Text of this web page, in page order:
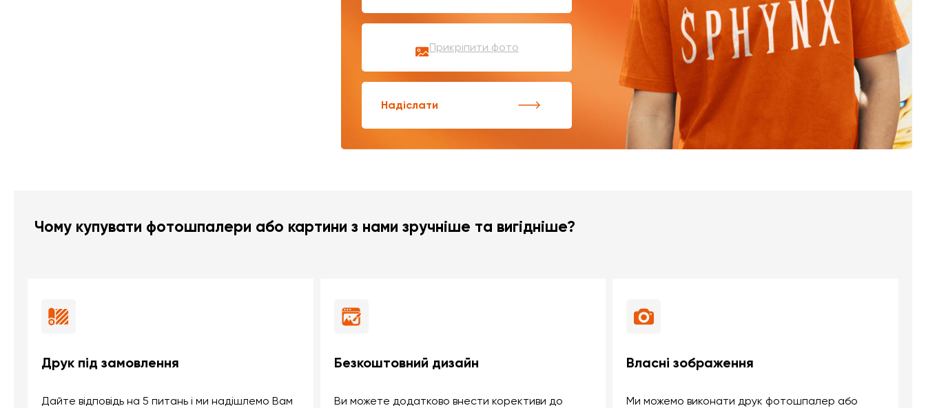
Прикріпити фото
Надіслати
Чому купувати фотошпалери або картини з нами зручніше та вигідніше?
Друк під замовлення
Дайте відповідь на 5 питань і ми надішлемо Вам
Безкоштовний дизайн
Ви можете додатково внести корективи до
Власні зображення
Ми можемо виконати друк фотошпалер або